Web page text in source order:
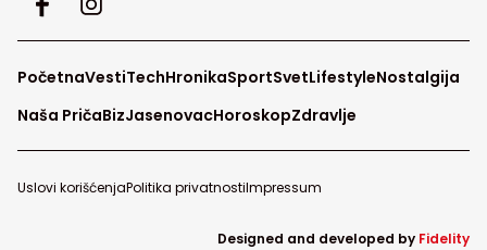
PočetnaVestiTechHronikaSportSvetLifestyleNostalgija
Naša PričaBizJasenovacHoroskopZdravlje
Uslovi korišćenjaPolitika privatnostiImpressum
Designed and developed by Fidelity